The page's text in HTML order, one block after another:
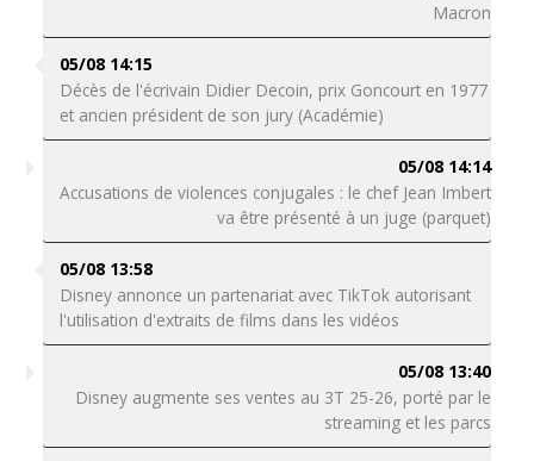
Macron
05/08 14:15
Décès de l'écrivain Didier Decoin, prix Goncourt en 1977
et ancien président de son jury (Académie)
05/08 14:14
Accusations de violences conjugales : le chef Jean Imbert
va être présenté à un juge (parquet)
05/08 13:58
Disney annonce un partenariat avec TikTok autorisant
l'utilisation d'extraits de films dans les vidéos
05/08 13:40
Disney augmente ses ventes au 3T 25-26, porté par le
streaming et les parcs